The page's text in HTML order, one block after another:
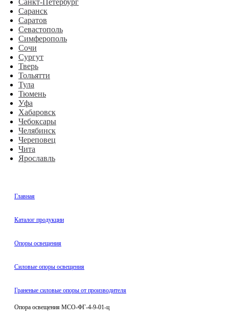
Саранск
Саратов
Севастополь
Симферополь
Сочи
Сургут
Тверь
Тольятти
Тула
Тюмень
Уфа
Хабаровск
Чебоксары
Челябинск
Череповец
Чита
Ярославль
Главная
Каталог продукции
Oпоры oсвeщения
Силовые опоры освещения
Граненые силовые опоры от производителя
Опора освещения МСО-ФГ-4-9-01-ц